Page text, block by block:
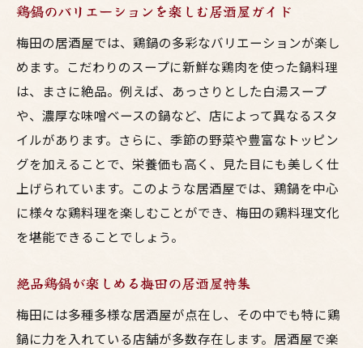
鶏鍋のバリエーションを楽しむ居酒屋ガイド
梅田の居酒屋では、鶏鍋の多彩なバリエーションが楽し
めます。こだわりのスープに新鮮な鶏肉を使った鍋料理
は、まさに絶品。例えば、あっさりとした白湯スープ
や、濃厚な味噌ベースの鍋など、店によって異なるスタ
イルがあります。さらに、季節の野菜や豊富なトッピン
グを加えることで、栄養価も高く、見た目にも美しく仕
上げられています。このような居酒屋では、鶏鍋を中心
に様々な鶏料理を楽しむことができ、梅田の鶏料理文化
を堪能できることでしょう。
絶品鶏鍋が楽しめる梅田の居酒屋特集
梅田には多種多様な居酒屋が点在し、その中でも特に鶏
鍋に力を入れている店舗が多数存在します。居酒屋で楽